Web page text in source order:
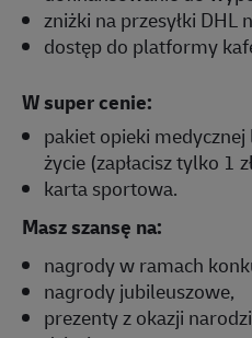
zniżki na przesyłki DHL
dostęp do platformy
W super cenie:
pakiet opieki
życie (zapłacisz tylko 1
karta sportowa.
Masz szansę na:
nagrody w ramach
nagrody jubileuszowe,
prezenty z okazji